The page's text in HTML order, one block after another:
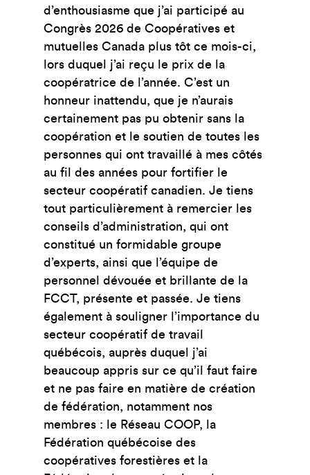
d’enthousiasme que j’ai participé au
Congrès 2026 de Coopératives et
mutuelles Canada plus tôt ce mois-ci,
lors duquel j’ai reçu le prix de la
coopératrice de l’année. C’est un
honneur inattendu, que je n’aurais
certainement pas pu obtenir sans la
coopération et le soutien de toutes les
personnes qui ont travaillé à mes côtés
au fil des années pour fortifier le
secteur coopératif canadien. Je tiens
tout particulièrement à remercier les
conseils d’administration, qui ont
constitué un formidable groupe
d’experts, ainsi que l’équipe de
personnel dévouée et brillante de la
FCCT, présente et passée. Je tiens
également à souligner l’importance du
secteur coopératif de travail
québécois, auprès duquel j’ai
beaucoup appris sur ce qu’il faut faire
et ne pas faire en matière de création
de fédération, notamment nos
membres : le Réseau COOP, la
Fédération québécoise des
coopératives forestières et la